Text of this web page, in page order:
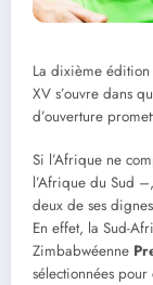
La dixième
XV s’ouvre dans
d’ouverture
Si l’Afrique ne
l’Afrique du Sud
deux de ses
En effet, la Sud-
Zimbabwéenne
sélectionnées